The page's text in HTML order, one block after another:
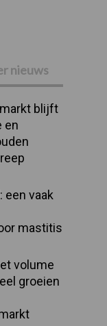
nieuws
blijft
en
een vaak
mastitis
volume
groeien